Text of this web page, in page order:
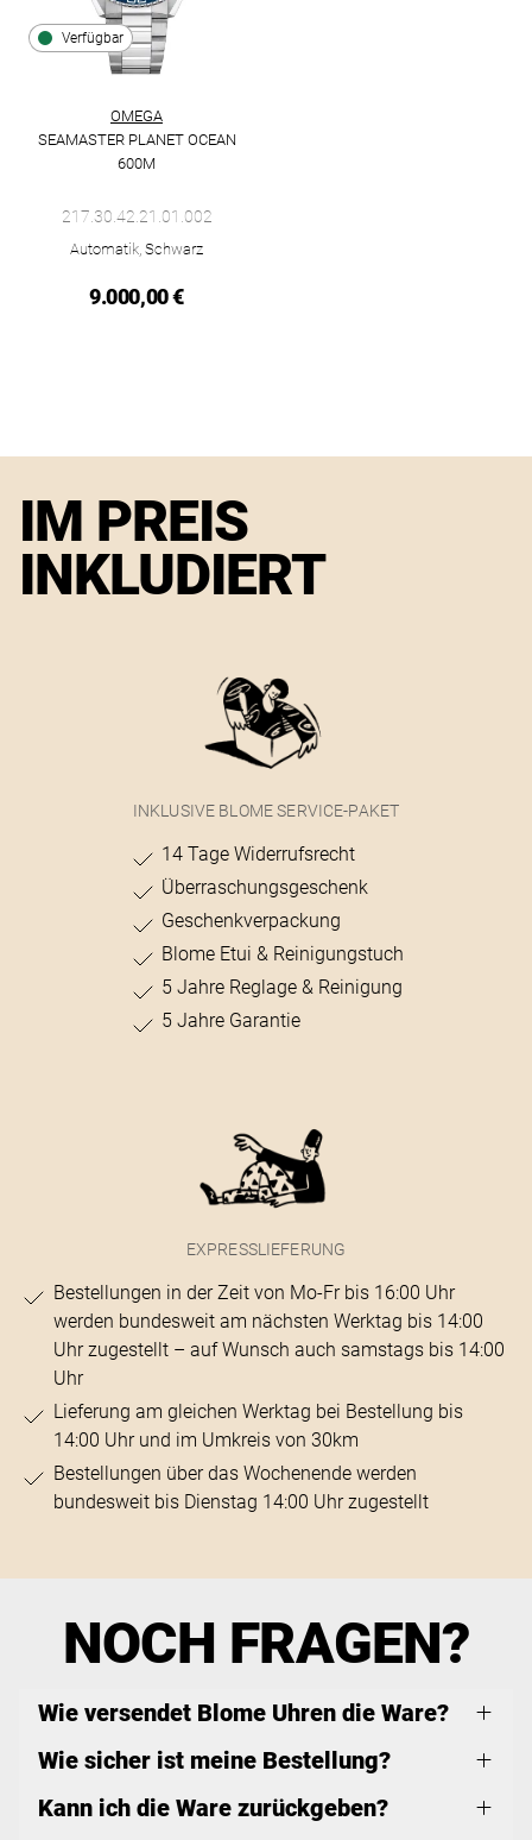
Verfügbar
OMEGA
SEAMASTER PLANET OCEAN
600M
217.30.42.21.01.002
Automatik, Schwarz
9.000,00 €
IM PREIS
INKLUDIERT
INKLUSIVE BLOME SERVICE-PAKET
14 Tage Widerrufsrecht
Überraschungsgeschenk
Geschenkverpackung
Blome Etui & Reinigungstuch
5 Jahre Reglage & Reinigung
5 Jahre Garantie
EXPRESSLIEFERUNG
Bestellungen in der Zeit von Mo-Fr bis 16:00 Uhr
werden bundesweit am nächsten Werktag bis 14:00
Uhr zugestellt – auf Wunsch auch samstags bis 14:00
Uhr
Lieferung am gleichen Werktag bei Bestellung bis
14:00 Uhr und im Umkreis von 30km
Bestellungen über das Wochenende werden
bundesweit bis Dienstag 14:00 Uhr zugestellt
NOCH FRAGEN?
Wie versendet Blome Uhren die Ware?
Wie sicher ist meine Bestellung?
Kann ich die Ware zurückgeben?